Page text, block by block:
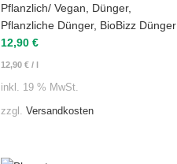
Pflanzlich/ Vegan Dünger,
Pflanzliche Dünger, BioBizz Dünger
12,90 €
12,90 € /
inkl. 19 % MwSt.
zzgl. Versandkosten